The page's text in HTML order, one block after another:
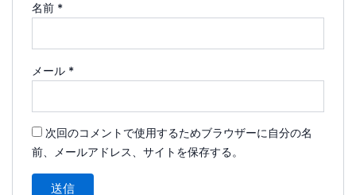
名前 *
メール *
次回のコメントで使用するためブラウザーに自分の名
前、メールアドレス、サイトを保存する。